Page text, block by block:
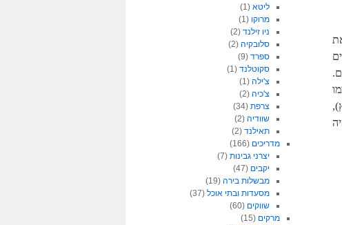
ליטא (1)
מרוקו (1)
ניו זילנד (2)
סלובקיה (2)
ספרד (9)
סקוטלנד (1)
צ'ילה (1)
צ'כיה (2)
צרפת (34)
שוודיה (2)
תאילנד (2)
מדריכים (166)
יצרני גבינות (7)
יקבים (47)
מבשלות בירה (19)
מסעדות ובתי אוכל (37)
שווקים (60)
מרקים (15)